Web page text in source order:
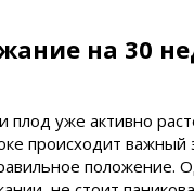
на 30
уже активно
происходит важный
положение.